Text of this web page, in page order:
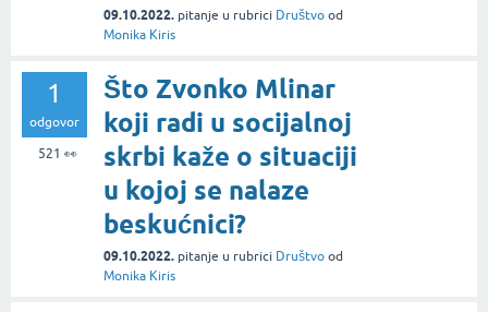
09.10.2022. pitanje u rubrici Društvo od
Monika Kiris
1
odgovor
521 👀
Što Zvonko Mlinar
koji radi u socijalnoj
skrbi kaže o situaciji
u kojoj se nalaze
beskućnici?
09.10.2022. pitanje u rubrici Društvo od
Monika Kiris